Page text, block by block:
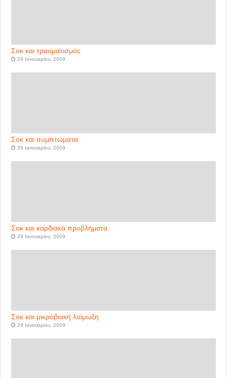
Σοκ και τραυματισμός
29 Ιανουαρίου, 2009
Σοκ και συμπτώματα
29 Ιανουαρίου, 2009
Σοκ και καρδιακά προβλήματα
29 Ιανουαρίου, 2009
Σοκ και μικροβιακή λοίμωξη
29 Ιανουαρίου, 2009